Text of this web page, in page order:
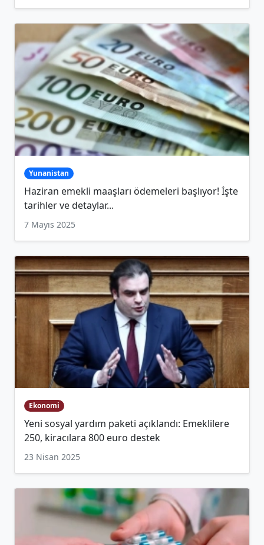
Yunanistan
Haziran emekli maaşları ödemeleri başlıyor! İşte
tarihler ve detaylar...
7 Mayıs 2025
Ekonomi
Yeni sosyal yardım paketi açıklandı: Emeklilere
250, kiracılara 800 euro destek
23 Nisan 2025